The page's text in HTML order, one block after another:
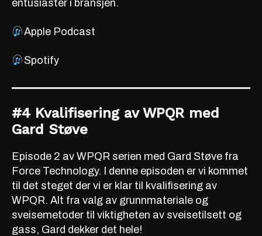
entusiaster i bransjen.
Apple Podcast
Spotify
#4 Kvalifisering av WPQR med
Gard Støve
Episode 2 av WPQR serien med Gard Støve fra
Force Technology. I denne episoden er vi kommet
til det steget der vi er klar til kvalifisering av
WPQR. Alt fra valg av grunnmateriale og
sveisemetoder til viktigheten av sveisetilsett og
gass, Gard dekker det hele!